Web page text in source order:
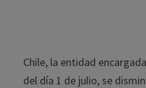
Chile, la entidad
del día 1 de julio, se